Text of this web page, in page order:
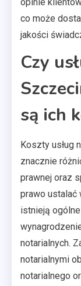
co może
jakości
Czy
są ich
Koszty usług
znacznie
prawnej oraz
prawo ustalać
istnieją
notarialnych.
notarialnymi
notarialnego